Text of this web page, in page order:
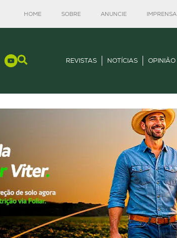
HOME SOBRE ANUNCIE IMPRENSA
REVISTAS NOTÍCIAS OPINIÃO